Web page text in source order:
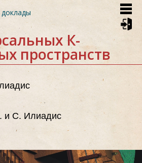
К-
пространств
и С. Илиадис